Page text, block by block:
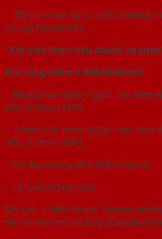
– Bộ cửa bao gồm: cánh, khung,
vân gỗ hoàn thiện.
° Chi tiết theo tiêu chuẩn và theo
Giá cộng thêm 1.500.000đ/m2
– Khung bao thép nguội mạ kẽm
(90’), 1.5mm (120’).
– Cánh cửa thép nguội mạ kẽm
(90’), 1.2mm (120’).
– Độ dày khung 45 x 100 (± 5mm).
– Lõi cửa chống cháy:
Kết cấu 1: nhồi ép sợi khoáng
bên là tấm eron chống cháy dày